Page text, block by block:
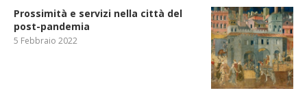
Prossimità e servizi nella città del
post-pandemia
5 Febbraio 2022